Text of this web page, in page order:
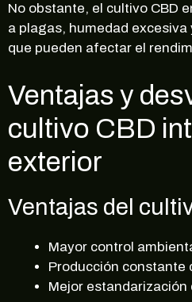
No obstante, el cultivo CBD
a plagas, humedad
que pueden afectar el
Ventajas y
cultivo CBD
exterior
Ventajas del
Mayor control
Producción constante
Mejor